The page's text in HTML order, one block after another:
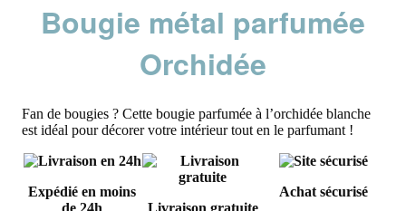
Bougie métal parfumée
Orchidée
Fan de bougies ? Cette bougie parfumée à l’orchidée blanche
est idéal pour décorer votre intérieur tout en le parfumant !
Expédié en moins
de 24h
Livraison gratuite
Achat sécurisé